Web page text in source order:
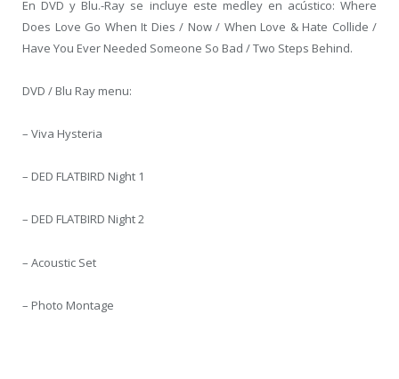
En DVD y Blu.-Ray se incluye este medley en acústico: Where
Does Love Go When It Dies / Now / When Love & Hate Collide /
Have You Ever Needed Someone So Bad / Two Steps Behind.
DVD / Blu Ray menu:
– Viva Hysteria
– DED FLATBIRD Night 1
– DED FLATBIRD Night 2
– Acoustic Set
– Photo Montage